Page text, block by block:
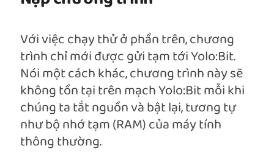
Với việc chạy thử ở phần trên, chương
trình chỉ mới được gửi tạm tới Yolo:Bit.
Nói một cách khác, chương trình này sẽ
không tồn tại trên mạch Yolo:Bit mỗi khi
chúng ta tắt nguồn và bật lại, tương tự
như bộ nhớ tạm (RAM) của máy tính
thông thường.